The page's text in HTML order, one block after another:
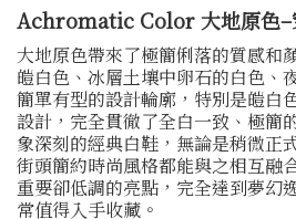
Achromatic Color 大地原色–
大地原色帶來了極簡俐落的質感和
皚白色、冰層土壤中卵石的白色、
簡單有型的設計輪廓， 特別是皚白
設計，完全貫徹了全白一致、極簡
象深刻的經典白鞋， 無論是稍微正
街頭簡約時尚風格都能與之相互融
重要卻低調的亮點， 完全達到夢幻
常值得入手收藏。